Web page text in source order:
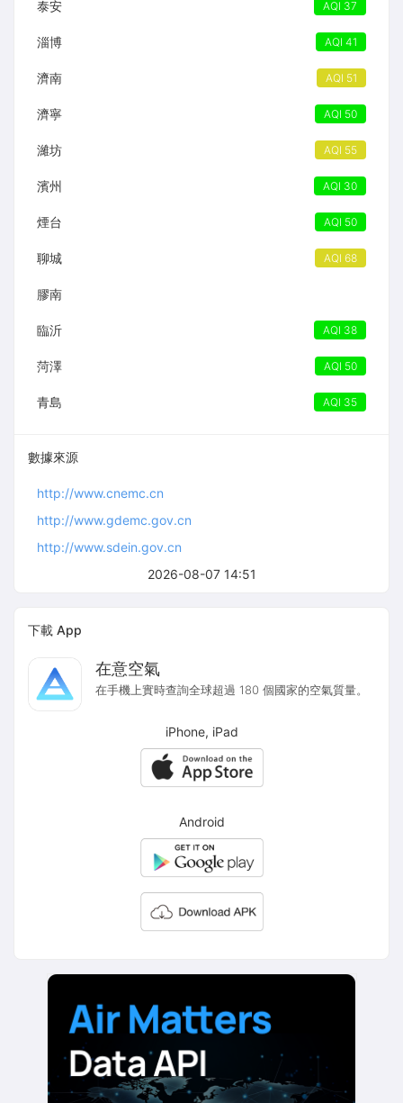
2026-08-07 14:51
泰安 AQI 37
淄博 AQI 41
濟南 AQI 51
濟寧 AQI 50
濰坊 AQI 55
濱州 AQI 30
煙台 AQI 50
聊城 AQI 68
膠南
臨沂 AQI 38
菏澤 AQI 50
青島 AQI 35
數據來源
http://www.cnemc.cn
http://www.gdemc.gov.cn
http://www.sdein.gov.cn
下載 App
在意空氣
在手機上實時查詢全球超過 180 個國家的空氣質量。
iPhone, iPad
Android